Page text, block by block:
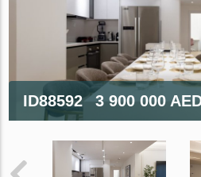
ID88592 3 900 000